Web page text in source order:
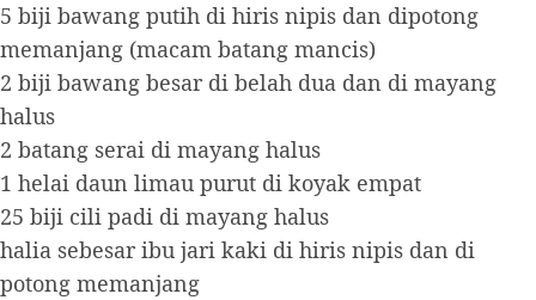
5 biji bawang putih di hiris nipis dan dipotong
memanjang (macam batang mancis)
2 biji bawang besar di belah dua dan di mayang
halus
2 batang serai di mayang halus
1 helai daun limau purut di koyak empat
25 biji cili padi di mayang halus
halia sebesar ibu jari kaki di hiris nipis dan di
potong memanjang